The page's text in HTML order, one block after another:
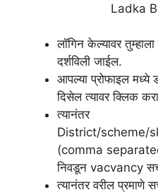
Ladka
लॉगिन केल्यावर
दर्शविली जाईल.
आपल्या प्रोफाइल मध्ये
दिसेल त्यावर क्लिक
त्यानंतर
District/scheme/
(comma
निवडून vacvancy
त्यानंतर वरील प्रमाणे